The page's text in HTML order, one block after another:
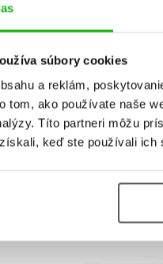
súbory cookies
a reklám,
tom, ako používate naše
Títo partneri môžu
keď ste používali ich
Cesta
sveta
Judit